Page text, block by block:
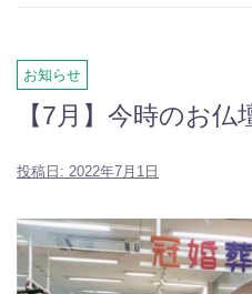
お知らせ
【7月】今時のお仏
投稿日: 2022年7月1日